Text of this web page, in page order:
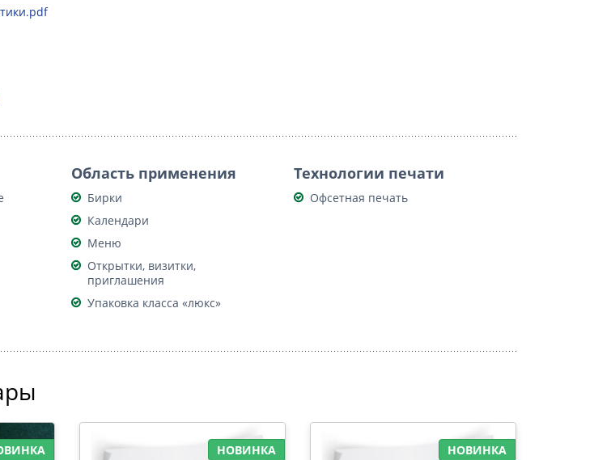
Область применения
Бирки
Календари
Меню
Открытки, визитки,
приглашения
Упаковка класса «люкс»
Технологии печати
Офсетная печать
НОВИНКА НОВИНКА